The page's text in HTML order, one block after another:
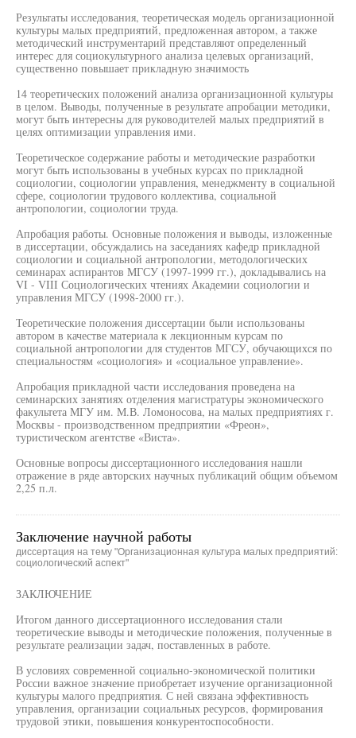
Результаты исследования, теоретическая модель организационной
культуры малых предприятий, предложенная автором, а также
методический инструментарий представляют определенный
интерес для социокультурного анализа целевых организаций,
существенно повышает прикладную значимость
14 теоретических положений анализа организационной культуры
в целом. Выводы, полученные в результате апробации методики,
могут быть интересны для руководителей малых предприятий в
целях оптимизации управления ими.
Теоретическое содержание работы и методические разработки
могут быть использованы в учебных курсах по прикладной
социологии, социологии управления, менеджменту в социальной
сфере, социологии трудового коллектива, социальной
антропологии, социологии труда.
Апробация работы. Основные положения и выводы, изложенные
в диссертации, обсуждались на заседаниях кафедр прикладной
социологии и социальной антропологии, методологических
семинарах аспирантов МГСУ (1997-1999 гг.), докладывались на
VI - VIII Социологических чтениях Академии социологии и
управления МГСУ (1998-2000 гг.).
Теоретические положения диссертации были использованы
автором в качестве материала к лекционным курсам по
социальной антропологии для студентов МГСУ, обучающихся по
специальностям «социология» и «социальное управление».
Апробация прикладной части исследования проведена на
семинарских занятиях отделения магистратуры экономического
факультета МГУ им. М.В. Ломоносова, на малых предприятиях г.
Москвы - производственном предприятии «Фреон»,
туристическом агентстве «Виста».
Основные вопросы диссертационного исследования нашли
отражение в ряде авторских научных публикаций общим объемом
2,25 п.л.
Заключение научной работы
диссертация на тему "Организационная культура малых предприятий:
социологический аспект"
ЗАКЛЮЧЕНИЕ
Итогом данного диссертационного исследования стали
теоретические выводы и методические положения, полученные в
результате реализации задач, поставленных в работе.
В условиях современной социально-экономической политики
России важное значение приобретает изучение организационной
культуры малого предприятия. С ней связана эффективность
управления, организации социальных ресурсов, формирования
трудовой этики, повышения конкурентоспособности.